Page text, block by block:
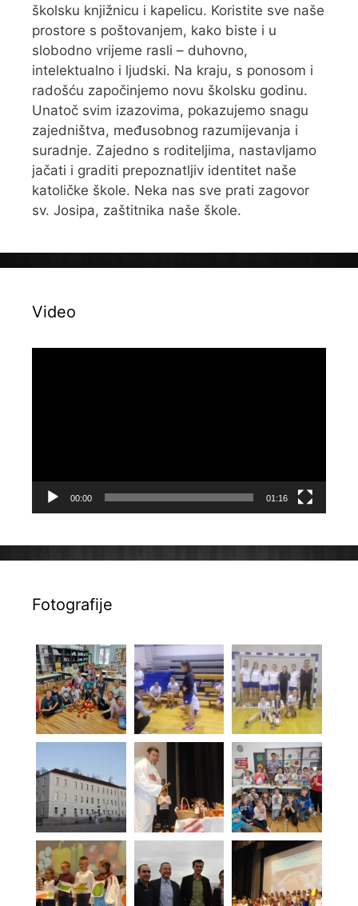
školsku knjižnicu i kapelicu. Koristite sve naše
prostore s poštovanjem, kako biste i u
slobodno vrijeme rasli – duhovno,
intelektualno i ljudski. Na kraju, s ponosom i
radošću započinjemo novu školsku godinu.
Unatoč svim izazovima, pokazujemo snagu
zajedništva, međusobnog razumijevanja i
suradnje. Zajedno s roditeljima, nastavljamo
jačati i graditi prepoznatljiv identitet naše
katoličke škole. Neka nas sve prati zagovor
sv. Josipa, zaštitnika naše škole.
Video
00:00 01:16
Fotografije